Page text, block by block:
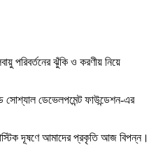
পরিবর্তনের ঝুঁকি ও করণীয় নিয়ে
সোশ্যাল ডেভেলপমেন্ট ফাউন্ডেশন-এর
দূষণে আমাদের প্রকৃতি আজ বিপন্ন।